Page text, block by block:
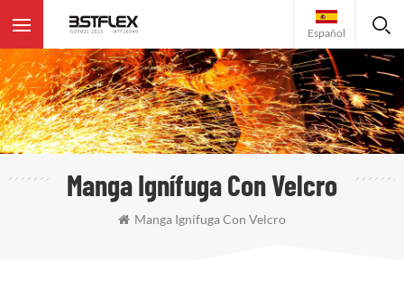
Español
Manga Ignífuga Con Velcro
Manga Ignífuga Con Velcro